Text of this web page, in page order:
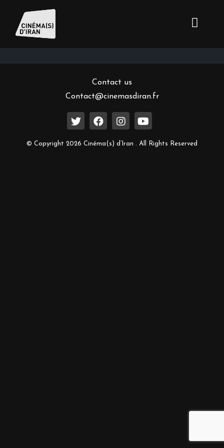
Inscrivez-vous à notre newsletter
Contact us
Contact@cinemasdiran.fr
© Copyright 2026 Cinéma(s) d’Iran . All Rights Reserved